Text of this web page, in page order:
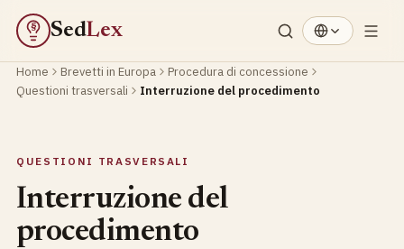
§ SedLex
Home Brevetti in Europa
Procedura di concessione
Questioni trasversali
Interruzione del procedimento
QUESTIONI TRASVERSALI
Interruzione del
procedimento